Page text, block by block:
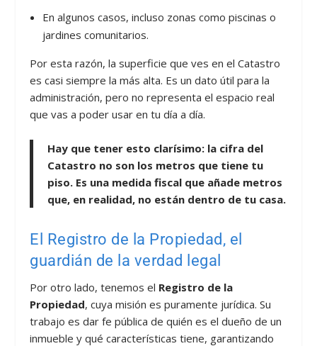
En algunos casos, incluso zonas como piscinas o
jardines comunitarios.
Por esta razón, la superficie que ves en el Catastro
es casi siempre la más alta. Es un dato útil para la
administración, pero no representa el espacio real
que vas a poder usar en tu día a día.
Hay que tener esto clarísimo: la cifra del
Catastro no son los metros que tiene tu
piso. Es una medida fiscal que añade metros
que, en realidad, no están dentro de tu casa.
El Registro de la Propiedad, el
guardián de la verdad legal
Por otro lado, tenemos el Registro de la
Propiedad, cuya misión es puramente jurídica. Su
trabajo es dar fe pública de quién es el dueño de un
inmueble y qué características tiene, garantizando